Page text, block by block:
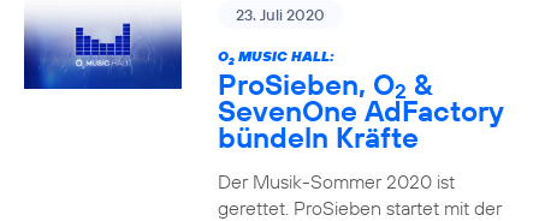
23. Juli 2020
O2MUSIC HALL:
ProSieben, O2 &
SevenOne AdFactory
bündeln Kräfte
Der Musik-Sommer 2020 ist
gerettet. ProSieben startet mit der